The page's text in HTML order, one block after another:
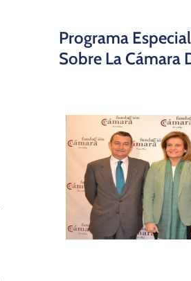
Programa
Sobre La Cámara